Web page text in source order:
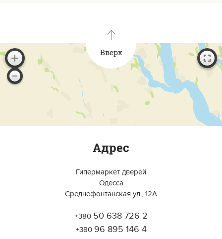
Работает на API 2ГИС
Для корректной работы Raster JS API нужен ключ. Помощь:
Вверх
Адрес
Гипермаркет дверей
Одесса
Среднефонтанская ул., 12А
+380 50 638 726 2
+380 96 895 146 4